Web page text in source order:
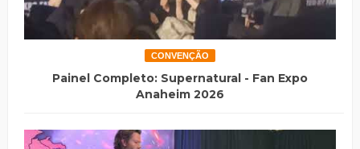
CONVENÇÃO
Painel Completo: Supernatural - Fan Expo
Anaheim 2026